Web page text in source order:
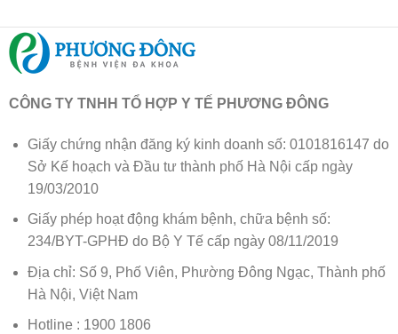
CÔNG TY TNHH TỔ HỢP Y TẾ PHƯƠNG ĐÔNG
Giấy chứng nhận đăng ký kinh doanh số: 0101816147 do
Sở Kế hoạch và Đầu tư thành phố Hà Nội cấp ngày
19/03/2010
Giấy phép hoạt động khám bệnh, chữa bệnh số:
234/BYT-GPHĐ do Bộ Y Tế cấp ngày 08/11/2019
Địa chỉ: Số 9, Phố Viên, Phường Đông Ngạc, Thành phố
Hà Nội, Việt Nam
Hotline : 1900 1806